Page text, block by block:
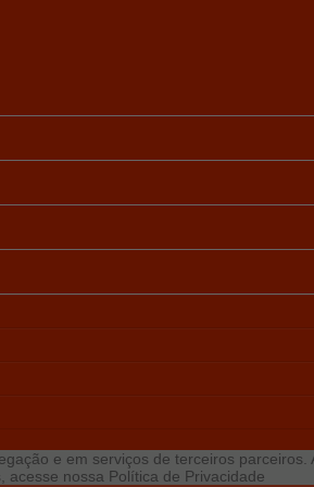
e em serviços de terceiros
acesse nossa Política de Privacidade